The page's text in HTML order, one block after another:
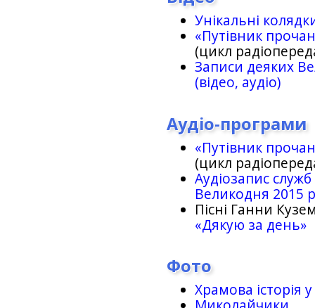
Унікальні
«Путівник
(цикл
Записи деяких
(відео, аудіо)
Аудіо-програми
«Путівник
(цикл
Аудіозапис
Великодня 2015
Пісні Ганни
«Дякую за день»
Фото
Храмова історія